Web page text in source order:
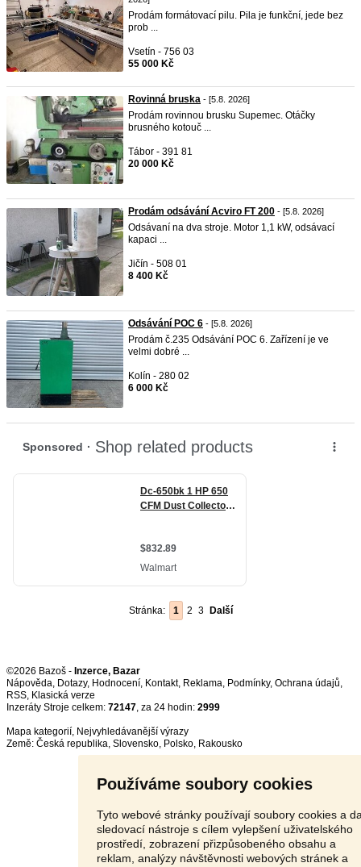
Používáme soubory cookies
Tyto webové stránky používají soubory cookies a
sledovací nástroje s cílem vylepšení uživatelského
prostředí, zobrazení přizpůsobeného obsahu a
reklam, analýzy návštěvnosti webových stránek a
Prodám formátovací pilu. Pila je funkční, jede bez
prob ...
Vsetín - 756 03
55 000 Kč
Rovinná bruska - [5.8. 2026]
Prodám rovinnou brusku Supemec. Otáčky
brusného kotouč ...
Tábor - 391 81
20 000 Kč
Prodám odsávání Acviro FT 200 - [5.8. 2026]
Odsávaní na dva stroje. Motor 1,1 kW, odsávací
kapaci ...
Jičín - 508 01
8 400 Kč
Odsávání POC 6 - [5.8. 2026]
Prodám č.235 Odsávání POC 6. Zařízení je ve
velmi dobré ...
Kolín - 280 02
6 000 Kč
Stránka: 1 2 3 Další
©2026 Bazoš - Inzerce, Bazar
Nápověda, Dotazy, Hodnocení, Kontakt, Reklama, Podmínky, Ochrana údajů,
RSS,
Inzeráty Stroje celkem: 72147, za 24 hodin: 2999
Mapa kategorií, Nejvyhledávanější výrazy
Země: Česká republika, Slovensko, Polsko, Rakousko